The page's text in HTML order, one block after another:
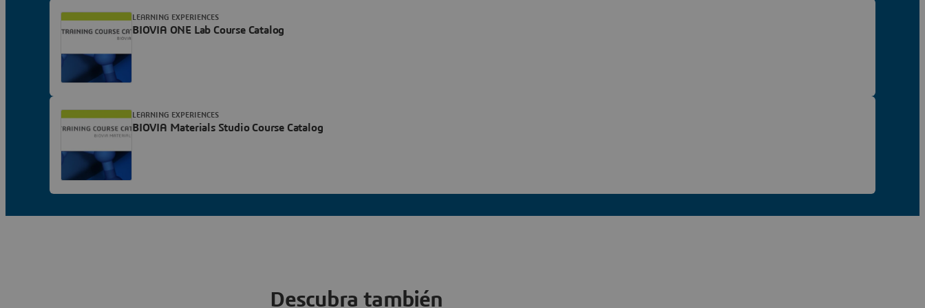
BIOVIA ONE Lab Course Catalog
LEARNING EXPERIENCES
BIOVIA Materials Studio Course Catalog
LEARNING EXPERIENCES
Descubra también